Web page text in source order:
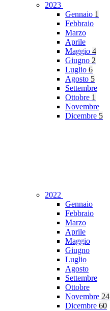
2023
Gennaio 1
Febbraio
Marzo
Aprile
Maggio 4
Giugno 2
Luglio 6
Agosto 5
Settembre
Ottobre 1
Novembre
Dicembre 5
2022
Gennaio
Febbraio
Marzo
Aprile
Maggio
Giugno
Luglio
Agosto
Settembre
Ottobre
Novembre 24
Dicembre 60